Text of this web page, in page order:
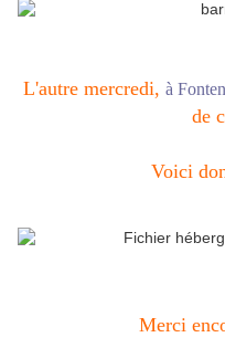
L'autre mercredi, à
de
Voici
Merci